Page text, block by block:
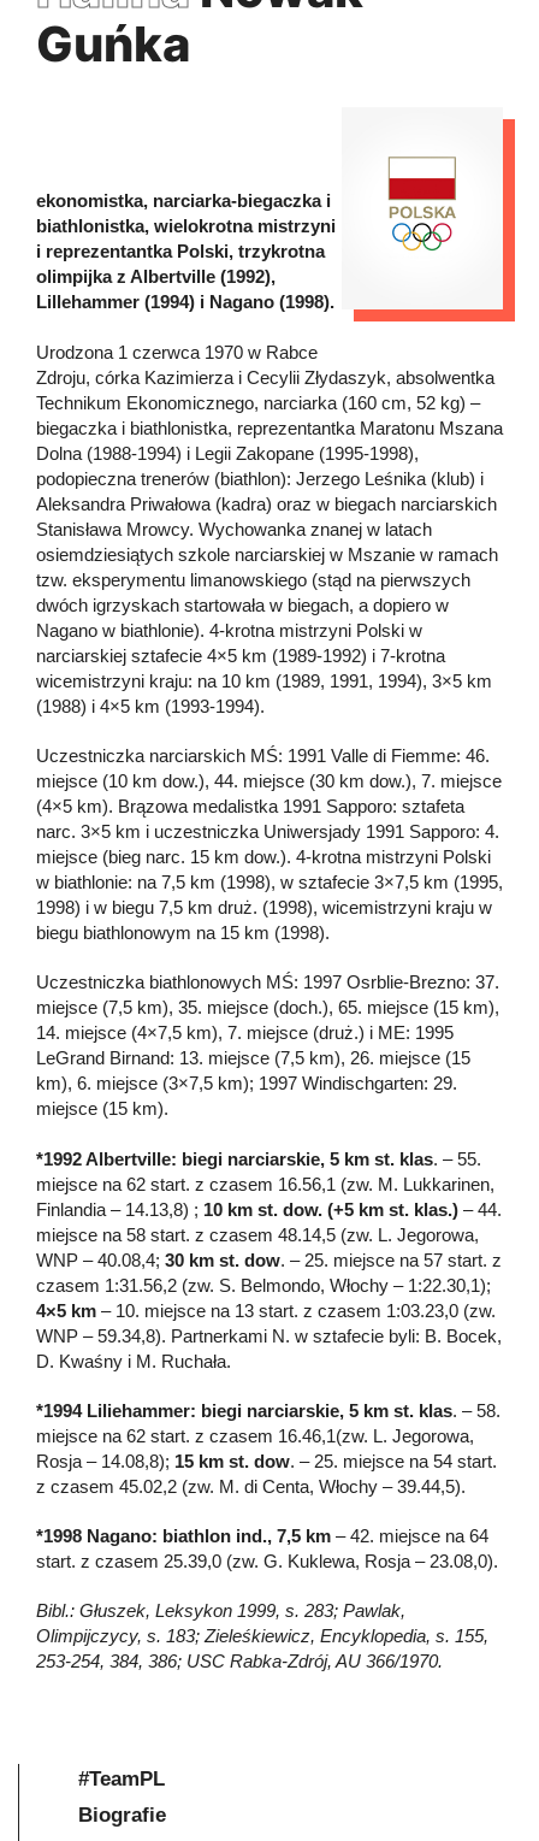
Guńka
ekonomistka, narciarka-biegaczka i
biathlonistka, wielokrotna mistrzyni
i reprezentantka Polski, trzykrotna
olimpijka z Albertville (1992),
Lillehammer (1994) i Nagano (1998).
Urodzona 1 czerwca 1970 w Rabce
Zdroju, córka Kazimierza i Cecylii Złydaszyk, absolwentka
Technikum Ekonomicznego, narciarka (160 cm, 52 kg) –
biegaczka i biathlonistka, reprezentantka Maratonu Mszana
Dolna (1988-1994) i Legii Zakopane (1995-1998),
podopieczna trenerów (biathlon): Jerzego Leśnika (klub) i
Aleksandra Priwałowa (kadra) oraz w biegach narciarskich
Stanisława Mrowcy. Wychowanka znanej w latach
osiemdziesiątych szkole narciarskiej w Mszanie w ramach
tzw. eksperymentu limanowskiego (stąd na pierwszych
dwóch igrzyskach startowała w biegach, a dopiero w
Nagano w biathlonie). 4-krotna mistrzyni Polski w
narciarskiej sztafecie 4×5 km (1989-1992) i 7-krotna
wicemistrzyni kraju: na 10 km (1989, 1991, 1994), 3×5 km
(1988) i 4×5 km (1993-1994).
Uczestniczka narciarskich MŚ: 1991 Valle di Fiemme: 46.
miejsce (10 km dow.), 44. miejsce (30 km dow.), 7. miejsce
(4×5 km). Brązowa medalistka 1991 Sapporo: sztafeta
narc. 3×5 km i uczestniczka Uniwersjady 1991 Sapporo: 4.
miejsce (bieg narc. 15 km dow.). 4-krotna mistrzyni Polski
w biathlonie: na 7,5 km (1998), w sztafecie 3×7,5 km (1995,
1998) i w biegu 7,5 km druż. (1998), wicemistrzyni kraju w
biegu biathlonowym na 15 km (1998).
Uczestniczka biathlonowych MŚ: 1997 Osrblie-Brezno: 37.
miejsce (7,5 km), 35. miejsce (doch.), 65. miejsce (15 km),
14. miejsce (4×7,5 km), 7. miejsce (druż.) i ME: 1995
LeGrand Birnand: 13. miejsce (7,5 km), 26. miejsce (15
km), 6. miejsce (3×7,5 km); 1997 Windischgarten: 29.
miejsce (15 km).
*1992 Albertville: biegi narciarskie, 5 km st. klas. – 55.
miejsce na 62 start. z czasem 16.56,1 (zw. M. Lukkarinen,
Finlandia – 14.13,8) ; 10 km st. dow. (+5 km st. klas.) – 44.
miejsce na 58 start. z czasem 48.14,5 (zw. L. Jegorowa,
WNP – 40.08,4; 30 km st. dow. – 25. miejsce na 57 start. z
czasem 1:31.56,2 (zw. S. Belmondo, Włochy – 1:22.30,1);
4×5 km – 10. miejsce na 13 start. z czasem 1:03.23,0 (zw.
WNP – 59.34,8). Partnerkami N. w sztafecie byli: B. Bocek,
D. Kwaśny i M. Ruchała.
*1994 Liliehammer: biegi narciarskie, 5 km st. klas. – 58.
miejsce na 62 start. z czasem 16.46,1(zw. L. Jegorowa,
Rosja – 14.08,8); 15 km st. dow. – 25. miejsce na 54 start.
z czasem 45.02,2 (zw. M. di Centa, Włochy – 39.44,5).
*1998 Nagano: biathlon ind., 7,5 km – 42. miejsce na 64
start. z czasem 25.39,0 (zw. G. Kuklewa, Rosja – 23.08,0).
Bibl.: Głuszek, Leksykon 1999, s. 283; Pawlak,
Olimpijczycy, s. 183; Zieleśkiewicz, Encyklopedia, s. 155,
253-254, 384, 386; USC Rabka-Zdrój, AU 366/1970.
#TeamPL
Biografie